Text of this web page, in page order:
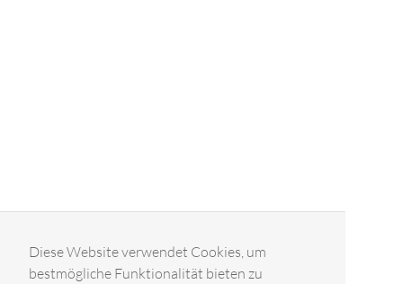
Diese Website verwendet Cookies, um
bestmögliche Funktionalität bieten zu